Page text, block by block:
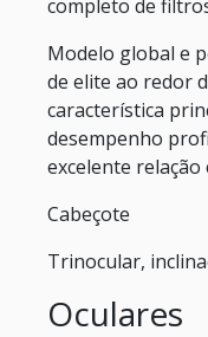
completo de
Modelo global e
de elite ao redor
característica
desempenho
excelente
Cabeçote
Trinocular,
Oculares